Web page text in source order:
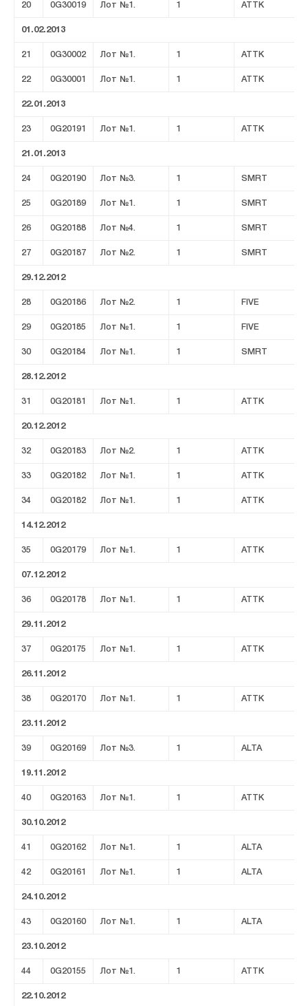
20 0G30019 Лот №1. 1 ATTK
01.02.2013
21 0G30002 Лот №1. 1 ATTK
22 0G30001 Лот №1. 1 ATTK
22.01.2013
23 0G20191 Лот №1. 1 ATTK
21.01.2013
24 0G20190 Лот №3. 1 SMRT
25 0G20189 Лот №1. 1 SMRT
26 0G20188 Лот №4. 1 SMRT
27 0G20187 Лот №2. 1 SMRT
29.12.2012
28 0G20186 Лот №2. 1 FIVE
29 0G20185 Лот №1. 1 FIVE
30 0G20184 Лот №1. 1 SMRT
28.12.2012
31 0G20181 Лот №1. 1 ATTK
20.12.2012
32 0G20183 Лот №2. 1 ATTK
33 0G20182 Лот №1. 1 ATTK
34 0G20182 Лот №1. 1 ATTK
14.12.2012
35 0G20179 Лот №1. 1 ATTK
07.12.2012
36 0G20178 Лот №1. 1 ATTK
29.11.2012
37 0G20175 Лот №1. 1 ATTK
26.11.2012
38 0G20170 Лот №1. 1 ATTK
23.11.2012
39 0G20169 Лот №3. 1 ALTA
19.11.2012
40 0G20163 Лот №1. 1 ATTK
30.10.2012
41 0G20162 Лот №1. 1 ALTA
42 0G20161 Лот №1. 1 ALTA
24.10.2012
43 0G20160 Лот №1. 1 ALTA
23.10.2012
44 0G20155 Лот №1. 1 ATTK
22.10.2012